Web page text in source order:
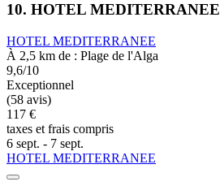
10. HOTEL MEDITERRANEE
HOTEL MEDITERRANEE
À 2,5 km de : Plage de l'Alga
9,6/10
Exceptionnel
(58 avis)
117 €
taxes et frais compris
6 sept. - 7 sept.
HOTEL MEDITERRANEE